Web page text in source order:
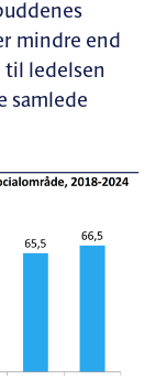
mindre end
til ledelsen
samlede